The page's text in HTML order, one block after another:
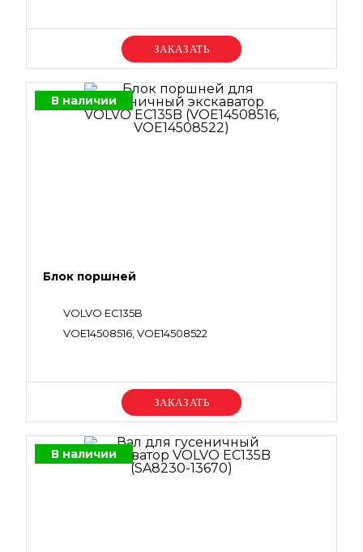
Уточняйте цену
В наличии
Блок поршней
VOLVO EC135B
VOE14508516, VOE14508522
Уточняйте цену
В наличии